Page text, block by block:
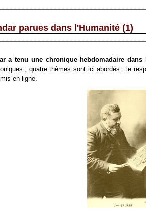
parues dans l'Humanité (1)
a tenu une chronique hebdomadaire
; quatre thèmes sont ici abordés : le
en ligne.